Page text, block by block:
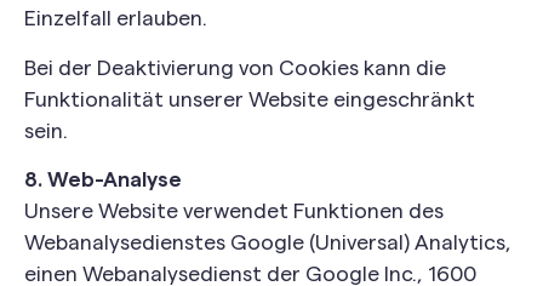
Einzelfall erlauben.
Bei der Deaktivierung von Cookies kann die
Funktionalität unserer Website eingeschränkt
sein.
8. Web-Analyse
Unsere Website verwendet Funktionen des
Webanalysedienstes Google (Universal) Analytics,
einen Webanalysedienst der Google Inc., 1600